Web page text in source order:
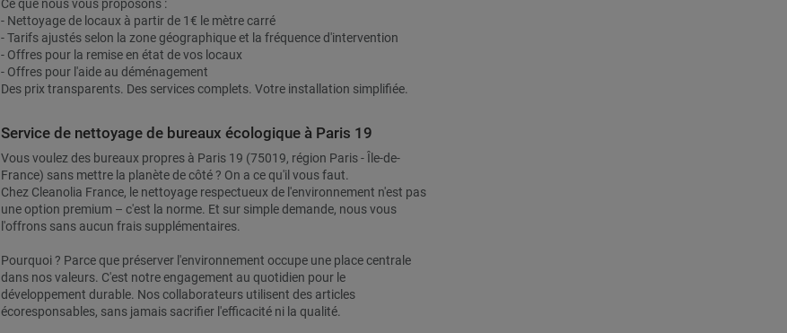
Ce que nous vous proposons :
- Nettoyage de locaux à partir de 1€ le mètre carré
- Tarifs ajustés selon la zone géographique et la fréquence d'intervention
- Offres pour la remise en état de vos locaux
- Offres pour l'aide au déménagement
Des prix transparents. Des services complets. Votre installation simplifiée.
Service de nettoyage de bureaux écologique à Paris 19
Vous voulez des bureaux propres à Paris 19 (75019, région Paris - Île-de-
France) sans mettre la planète de côté ? On a ce qu'il vous faut.
Chez Cleanolia France, le nettoyage respectueux de l'environnement n'est pas
une option premium – c'est la norme. Et sur simple demande, nous vous
l'offrons sans aucun frais supplémentaires.
Pourquoi ? Parce que préserver l'environnement occupe une place centrale
dans nos valeurs. C'est notre engagement au quotidien pour le
développement durable. Nos collaborateurs utilisent des articles
écoresponsables, sans jamais sacrifier l'efficacité ni la qualité.